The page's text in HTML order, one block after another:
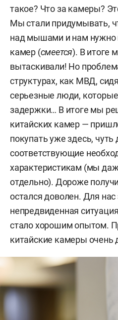
такое? Что за камеры?
Мы стали придумывать,
над мышами и нам нужно
камер (смеется). В итоге
вытаскивали! Но
структурах, как МВД,
серьезные люди, которые
задержки… В итоге мы
китайских камер —
покупатьуже здесь, чуть
соответствующие
характеристикам (мы
отдельно). Дороже
остался доволен. Для
непредвиденная ситуация
сталохорошим опытом.
китайские камеры очень